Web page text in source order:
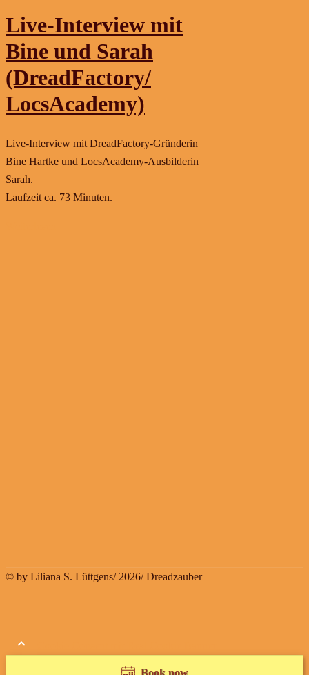
Live-Interview mit
Bine und Sarah
(DreadFactory/
LocsAcademy)
Live-Interview mit DreadFactory-Gründerin
Bine Hartke und LocsAcademy-Ausbilderin
Sarah.
Laufzeit ca. 73 Minuten.
© by Liliana S. Lüttgens/ 2026/ Dreadzauber